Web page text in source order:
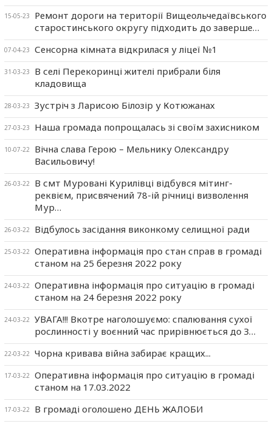
15-05-23
Ремонт дороги на території Вищеольчедаївського
старостинського округу підходить до заверше…
07-04-23 Сенсорна кімната відкрилася у ліцеї №1
31-03-23
В селі Перекоринці жителі прибрали біля
кладовища
28-03-23 Зустріч з Ларисою Білозір у Котюжанах
27-03-23 Наша громада попрощалась зі своїм захисником
10-07-22
Вічна слава Герою – Мельнику Олександру
Васильовичу!
26-03-22
В смт Муровані Курилівці відбувся мітинг-
реквієм, присвячений 78-ій річниці визволення
Мур…
26-03-22 Відбулось засідання виконкому селищної ради
25-03-22 Оперативна інформація про стан справ в громаді
станом на 25 березня 2022 року
24-03-22 Оперативна інформація про ситуацію в громаді
станом на 24 березня 2022 року
24-03-22 УВАГА!!! Вкотре наголошуємо: спалювання сухої
рослинності у воєнний час прирівнюється до З…
22-03-22 Чорна кривава війна забирає кращих...
17-03-22 Оперативна інформація про ситуацію в громаді
станом на 17.03.2022
17-03-22 В громаді оголошено ДЕНЬ ЖАЛОБИ